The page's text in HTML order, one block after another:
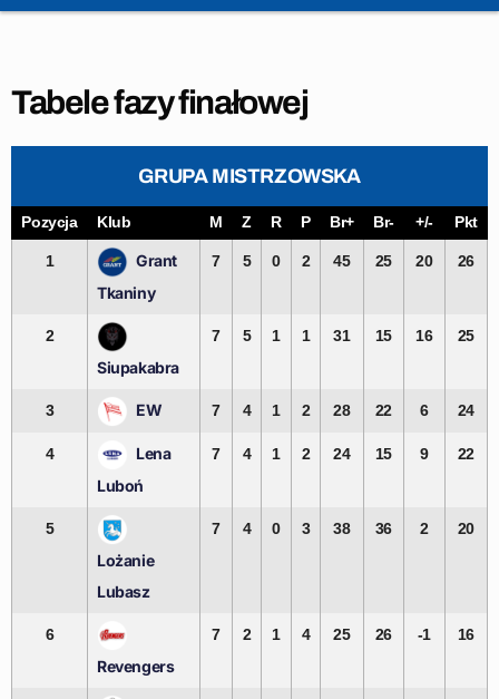
Tabele fazy finałowej
GRUPA MISTRZOWSKA
Pozycja Klub M Z R P Br+ Br- +/- Pkt
1
Grant
Tkaniny
7 5 0 2 45 25 20 26
2
Siupakabra
7 5 1 1 31 15 16 25
3 EW 7 4 1 2 28 22 6 24
4
Lena
Luboń
7 4 1 2 24 15 9 22
5
Lożanie
Lubasz
7 4 0 3 38 36 2 20
6
Revengers
7 2 1 4 25 26 -1 16